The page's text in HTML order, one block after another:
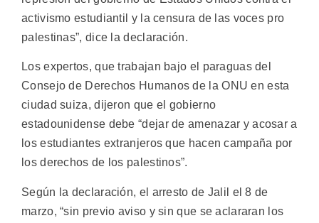
activismo estudiantil y la censura de las voces pro
palestinas”, dice la declaración.
Los expertos, que trabajan bajo el paraguas del
Consejo de Derechos Humanos de la ONU en esta
ciudad suiza, dijeron que el gobierno
estadounidense debe “dejar de amenazar y acosar a
los estudiantes extranjeros que hacen campaña por
los derechos de los palestinos”.
Según la declaración, el arresto de Jalil el 8 de
marzo, “sin previo aviso y sin que se aclararan los